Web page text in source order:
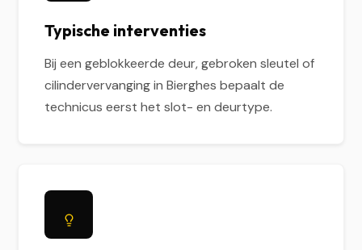
Typische interventies
Bij een geblokkeerde deur, gebroken sleutel of
cilindervervanging in Bierghes bepaalt de
technicus eerst het slot- en deurtype.